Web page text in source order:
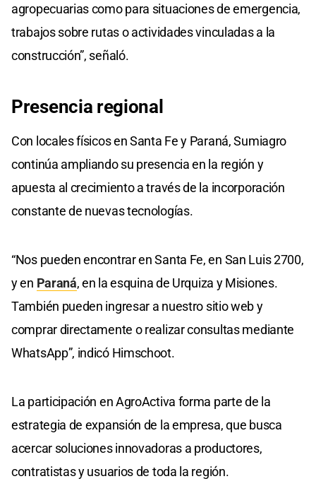
agropecuarias como para situaciones de emergencia,
trabajos sobre rutas o actividades vinculadas a la
construcción”, señaló.
Presencia regional
Con locales físicos en Santa Fe y Paraná, Sumiagro
continúa ampliando su presencia en la región y
apuesta al crecimiento a través de la incorporación
constante de nuevas tecnologías.
“Nos pueden encontrar en Santa Fe, en San Luis 2700,
y en Paraná, en la esquina de Urquiza y Misiones.
También pueden ingresar a nuestro sitio web y
comprar directamente o realizar consultas mediante
WhatsApp”, indicó Himschoot.
La participación en AgroActiva forma parte de la
estrategia de expansión de la empresa, que busca
acercar soluciones innovadoras a productores,
contratistas y usuarios de toda la región.